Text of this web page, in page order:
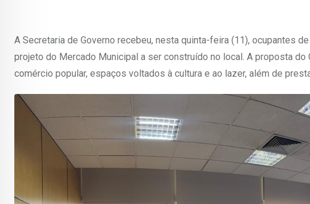
A Secretaria de Governo recebeu, nesta quinta-feira (11), ocupantes
projeto do Mercado Municipal a ser construído no local. A proposta
comércio popular, espaços voltados à cultura e ao lazer, além de